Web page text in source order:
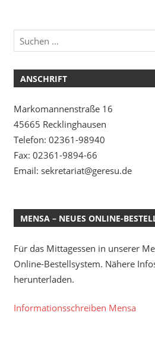
ANSCHRIFT
Markomannenstraße 16
45665 Recklinghausen
Telefon: 02361-98940
Fax: 02361-9894-66
Email: sekretariat@geresu.de
MENSA – NEUES ONLINE-
Für das Mittagessen in unserer
Online-Bestellsystem. Nähere
herunterladen.
Informationsschreiben Mensa